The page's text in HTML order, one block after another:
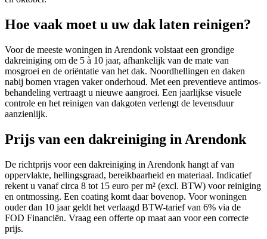
Hoe vaak moet u uw dak laten reinigen?
Voor de meeste woningen in Arendonk volstaat een grondige
dakreiniging om de 5 à 10 jaar, afhankelijk van de mate van
mosgroei en de oriëntatie van het dak. Noordhellingen en daken
nabij bomen vragen vaker onderhoud. Met een preventieve antimos-
behandeling vertraagt u nieuwe aangroei. Een jaarlijkse visuele
controle en het reinigen van dakgoten verlengt de levensduur
aanzienlijk.
Prijs van een dakreiniging in Arendonk
De richtprijs voor een dakreiniging in Arendonk hangt af van
oppervlakte, hellingsgraad, bereikbaarheid en materiaal. Indicatief
rekent u vanaf circa 8 tot 15 euro per m² (excl. BTW) voor reiniging
en ontmossing. Een coating komt daar bovenop. Voor woningen
ouder dan 10 jaar geldt het verlaagd BTW-tarief van 6% via de
FOD Financiën. Vraag een offerte op maat aan voor een correcte
prijs.